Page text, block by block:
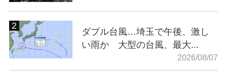
ダブル台風…埼玉で午後、激し
い雨か 大型の台風、最大...
2026/08/07